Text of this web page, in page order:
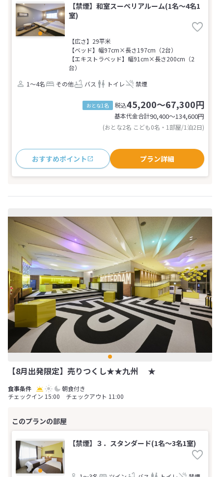
【禁煙】和室スーペリアルーム(1名～4名1
室)
【広さ】29平米
【ベッド】幅97cm×長さ197cm（2台）
【エキストラベッド】幅91cm×長さ200cm（2
台）
1～4名
その他 バス トイレ 禁煙
おとな1名 税込45,200～67,300円
基本代金合計90,400〜134,600円
(おとな2名 こども0名・1部屋/1泊2日)
おすすめポイント プラン詳細
【8月出発限定】売りつくし★★九州 ★
朝食付き
チェックイン 15:00 チェックアウト 11:00
【禁煙】３．スタンダード(1名～3名1室)